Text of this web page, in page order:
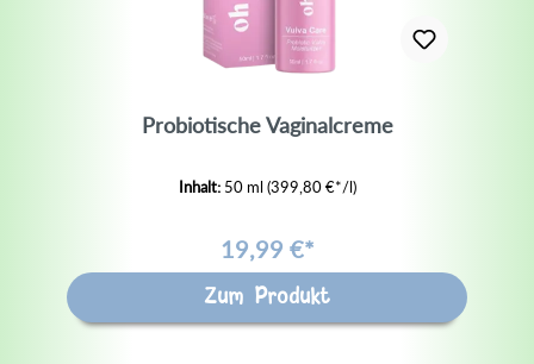
Probiotische Vaginalcreme
Inhalt: 50 ml(399,80 €*/l)
19,99 €*
Zum Produkt